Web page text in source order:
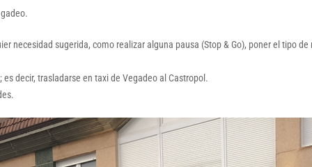
necesidad sugerida, como realizar alguna pausa (Stop & Go), poner el tipo
decir, trasladarse en taxi de Vegadeo al Castropol.